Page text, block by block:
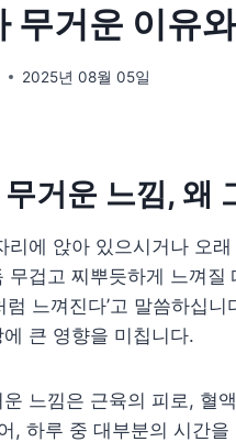
무거운 이유
2025년 08월 05일
거운 느낌, 왜
리에 앉아 있으시거나 오
무겁고 찌뿌듯하게 느껴질
럼 느껴진다’고 말씀하십
큰 영향을 미칩니다.
느낌은 근육의 피로, 혈
, 하루 중 대부분의 시간